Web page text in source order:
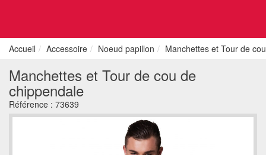
Accueil Accessoire Noeud papillon Manchettes et Tour de
Manchettes et Tour de cou de
chippendale
Référence : 73639